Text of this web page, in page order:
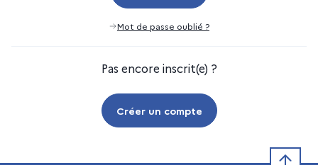
Mot de passe oublié ?
Pas encore inscrit(e) ?
Créer un compte